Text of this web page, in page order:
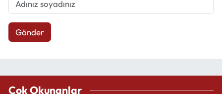
Gönder
Çok Okunanlar